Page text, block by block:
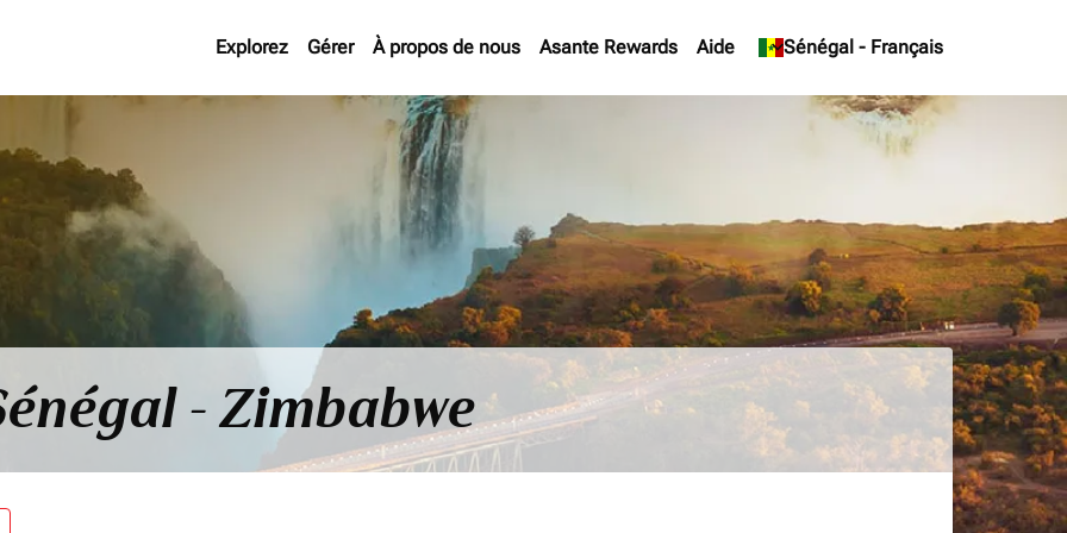
Explorez Gérer À propos de nous Asante Rewards Aide Sénégal - Français
keyboard_arrow_down
- Zimbabwe